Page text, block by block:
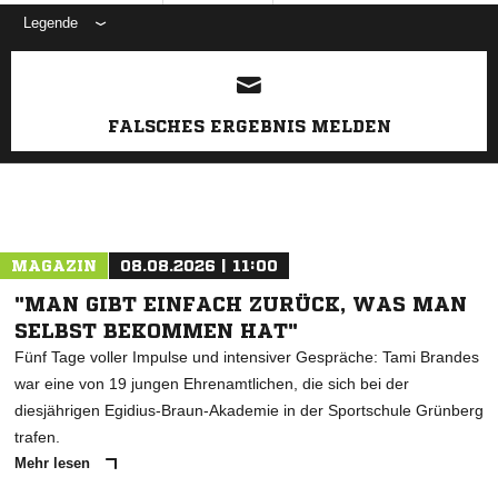
Legende
ANZEIGE
FALSCHES ERGEBNIS MELDEN
MAGAZIN 08.08.2026 | 11:00
"MAN GIBT EINFACH ZURÜCK, WAS MAN
SELBST BEKOMMEN HAT"
Fünf Tage voller Impulse und intensiver Gespräche: Tami Brandes
war eine von 19 jungen Ehrenamtlichen, die sich bei der
diesjährigen Egidius-Braun-Akademie in der Sportschule Grünberg
trafen.
Mehr lesen